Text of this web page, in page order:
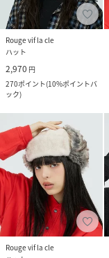
Rouge vif la cle
ハット
2,970 円
270ポイント(10%ポイントバ
ック)
Rouge vif la cle